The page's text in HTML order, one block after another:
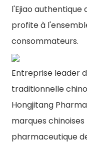
l'Ejiao authentique
profite à
consommateurs.
Entreprise leader
traditionnelle
Hongjitang
marques
pharmaceutique